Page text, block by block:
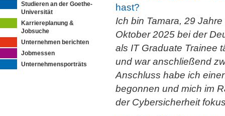
Studieren an der Goethe-
Universität
Karriereplanung &
Jobsuche
Unternehmen berichten
Jobmessen
Unternehmensporträts
hast?
Ich bin Tamara, 29
Oktober 2025 bei der
als IT Graduate Trainee
und war anschließend
Anschluss habe ich
begonnen und mich im
der Cybersicherheit